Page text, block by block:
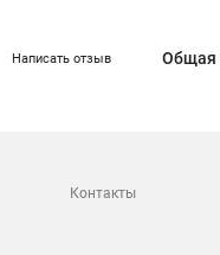
Написать отзыв Общая
Контакты